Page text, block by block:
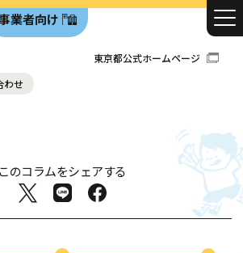
業者向け
東京都公式ホームページ
わせ
このコラムをシェアする